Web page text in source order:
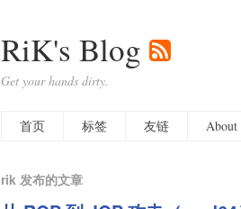
RiK's Blog
Get your hands dirty.
首页
标签 友链 About
rik 发布的文章